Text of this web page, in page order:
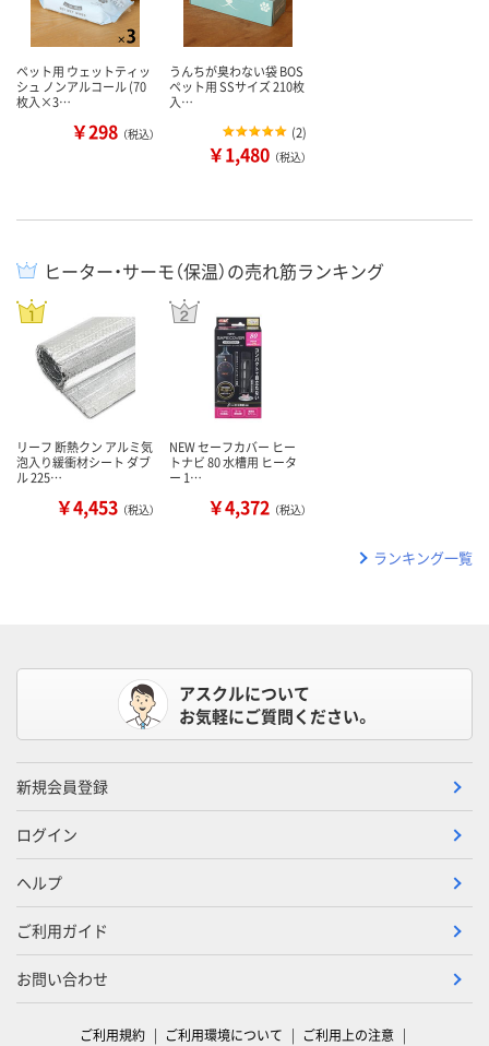
ペット用 ウェットティッ
シュ ノンアルコール (70
枚入×3…
￥298 （税込）
うんちが臭わない袋 BOS
ペット用 SSサイズ 210枚
入…
(2)
￥1,480 （税込）
ヒーター・サーモ（保温）の売れ筋ランキング
リーフ 断熱クン アルミ気
泡入り緩衝材シート ダブ
ル 225…
￥4,453 （税込）
NEW セーフカバー ヒー
トナビ 80 水槽用 ヒータ
ー 1…
￥4,372 （税込）
ランキング一覧
アスクルについて
お気軽にご質問ください。
新規会員登録
ログイン
ヘルプ
ご利用ガイド
お問い合わせ
ご利用規約 ご利用環境について ご利用上の注意